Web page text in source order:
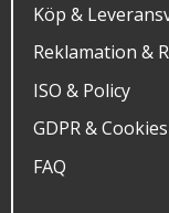
Köp &
Reklamation &
ISO & Policy
GDPR & Cookies
FAQ